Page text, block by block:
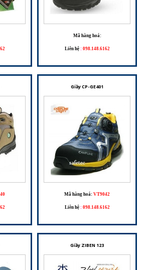
Mã hàng hoá:
Liên hệ : 098.148.6162
Giầy CP-GE401
Mã hàng hoá: VT9042
Liên hệ : 098.148.6162
Giầy ZIBEN 123